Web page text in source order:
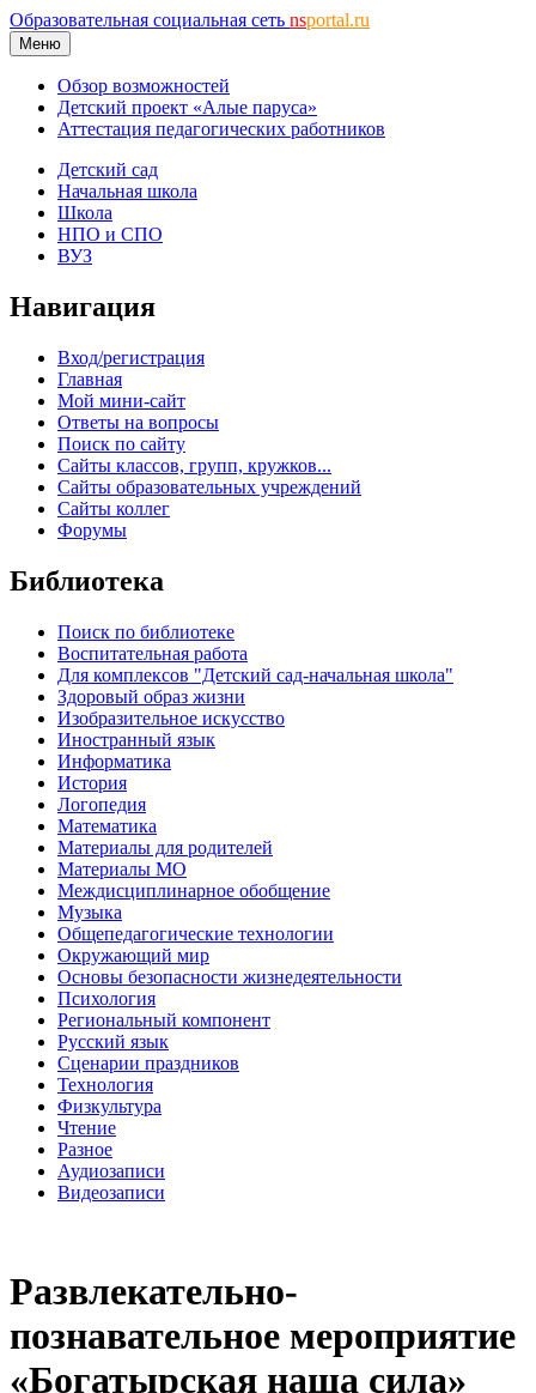
Образовательная социальная сеть nsportal.ru
Меню
Обзор возможностей
Детский проект «Алые паруса»
Аттестация педагогических работников
Детский сад
Начальная школа
Школа
НПО и СПО
ВУЗ
Навигация
Вход/регистрация
Главная
Мой мини-сайт
Ответы на вопросы
Поиск по сайту
Сайты классов, групп, кружков...
Сайты образовательных учреждений
Сайты коллег
Форумы
Библиотека
Поиск по библиотеке
Воспитательная работа
Для комплексов "Детский сад-начальная школа"
Здоровый образ жизни
Изобразительное искусство
Иностранный язык
Информатика
История
Логопедия
Математика
Материалы для родителей
Материалы МО
Междисциплинарное обобщение
Музыка
Общепедагогические технологии
Окружающий мир
Основы безопасности жизнедеятельности
Психология
Региональный компонент
Русский язык
Сценарии праздников
Технология
Физкультура
Чтение
Разное
Аудиозаписи
Видеозаписи
Развлекательно-
познавательное мероприятие
«Богатырская наша сила»